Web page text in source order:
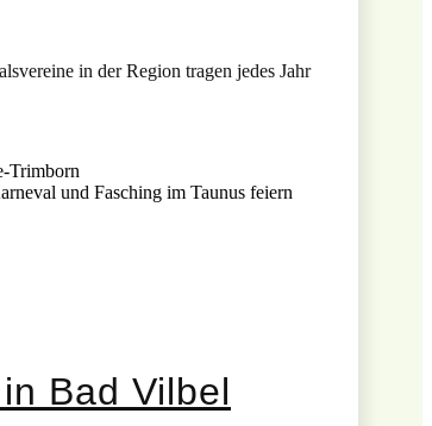
in der Region tragen jedes Jahr
Trimborn
und Fasching im Taunus feiern
Bad Vilbel